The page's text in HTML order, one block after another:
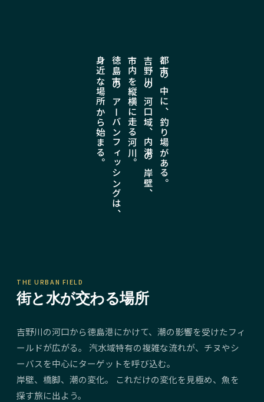
都市の中に、釣り場がある。
吉野川の河口域、内港の岸壁、
市内を縦横に走る河川。
徳島市のアーバンフィッシングは、
身近な場所から始まる。
THE URBAN FIELD
街と水が交わる場所
吉野川の河口から徳島港にかけて、潮の影響を受けたフィ
ールドが広がる。 汽水域特有の複雑な流れが、チヌやシ
ーバスを中心にターゲットを呼び込む。
岸壁、橋脚、潮の変化。 これだけの変化を見極め、魚を
探す旅に出よう。